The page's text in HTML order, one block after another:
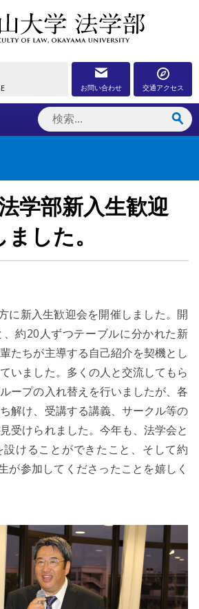
お問い合わせ 交通アクセス
学部新入生歓迎
した。
に新入生歓迎会を開催しました。開
約20人ずつテーブルに分かれた新
たちが主導する自己紹介を契機とし
いました。多くの人と交流してもら
ープの入れ替えを行いましたが、各
解け、受講する講義、サークル等の
受けられました。今年も、法学会と
設けることができたこと、そして約
が参加してくださったことを嬉しく